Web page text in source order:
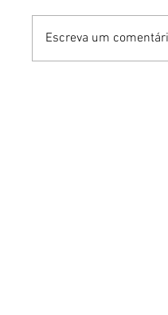
Escreva um